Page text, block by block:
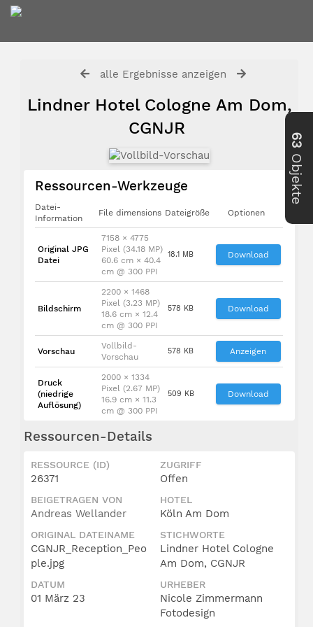
alle Ergebnisse anzeigen
Lindner Hotel Cologne Am Dom,
CGNJR
Ressourcen-Werkzeuge
Datei-
Information
File dimensions Dateigröße Optionen
Original JPG
Datei
7158 × 4775
Pixel (34.18 MP)
60.6 cm × 40.4
cm @ 300 PPI
18.1 MB Download
Bildschirm
2200 × 1468
Pixel (3.23 MP)
18.6 cm × 12.4
cm @ 300 PPI
578 KB Download
Vorschau
Vollbild-
Vorschau
578 KB Anzeigen
Druck
(niedrige
Auflösung)
2000 × 1334
Pixel (2.67 MP)
16.9 cm × 11.3
cm @ 300 PPI
509 KB Download
Ressourcen-Details
RESSOURCE (ID)
26371
ZUGRIFF
Offen
BEIGETRAGEN VON
Andreas Wellander
HOTEL
Köln Am Dom
ORIGINAL DATEINAME
CGNJR_Reception_Peo
ple.jpg
STICHWORTE
Lindner Hotel Cologne
Am Dom, CGNJR
DATUM
01 März 23
URHEBER
Nicole Zimmermann
Fotodesign
63
Objekte